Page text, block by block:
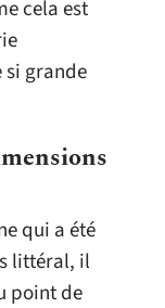
cela est
grande
qui a été
littéral, il
point de